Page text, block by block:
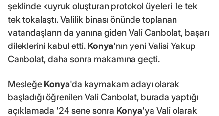
şeklinde kuyruk oluşturan protokol üyeleri ile tek
tek tokalaştı. Valilik binası önünde toplanan
vatandaşların da yanına giden Vali Canbolat, başarı
dileklerini kabul etti. Konya'nın yeni Valisi Yakup
Canbolat, daha sonra makamına geçti.
Mesleğe Konya'da kaymakam adayı olarak
başladığı öğrenilen Vali Canbolat, burada yaptığı
açıklamada '24 sene sonra Konya'ya Vali olarak